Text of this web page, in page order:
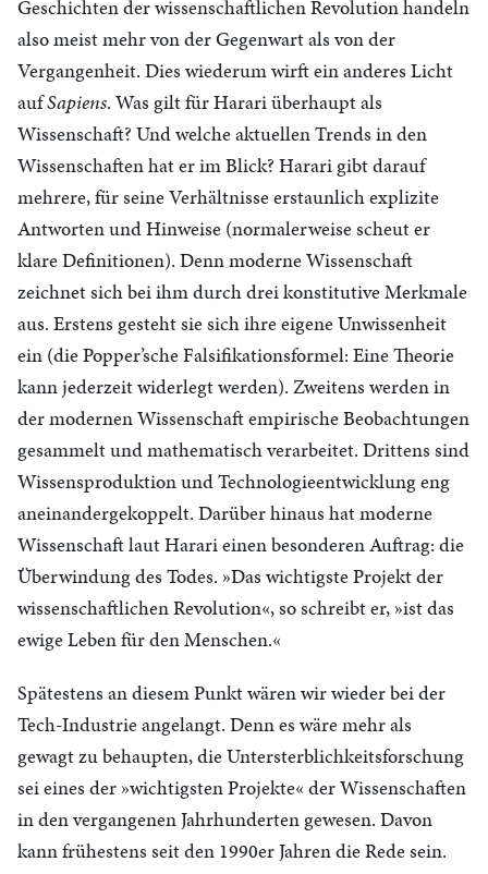
Geschichten der wissenschaftlichen Revolution handeln
also meist mehr von der Gegenwart als von der
Vergangenheit. Dies wiederum wirft ein anderes Licht
aufSapiens. Was gilt für Harari überhaupt als
Wissenschaft? Und welche aktuellen Trends in den
Wissenschaften hat er im Blick? Harari gibt darauf
mehrere, für seine Verhältnisse erstaunlich explizite
Antworten und Hinweise (normalerweise scheut er
klare Definitionen). Denn moderne Wissenschaft
zeichnet sich bei ihm durch drei konstitutive Merkmale
aus. Erstens gesteht sie sich ihre eigene Unwissenheit
ein (die Popper’sche Falsifikationsformel: Eine Theorie
kann jederzeit widerlegt werden). Zweitens werden in
der modernen Wissenschaft empirische Beobachtungen
gesammelt und mathematisch verarbeitet. Drittens sind
Wissensproduktion und Technologieentwicklung eng
aneinandergekoppelt. Darüber hinaus hat moderne
Wissenschaft laut Harari einen besonderen Auftrag: die
Überwindung des Todes. »Das wichtigste Projekt der
wissenschaftlichen Revolution«, so schreibt er, »ist das
ewige Leben für den Menschen.«
Spätestens an diesem Punkt wären wir wieder bei der
Tech-Industrie angelangt. Denn es wäre mehr als
gewagt zu behaupten, die Untersterblichkeitsforschung
sei eines der »wichtigsten Projekte« der Wissenschaften
in den vergangenen Jahrhunderten gewesen. Davon
kann frühestens seit den 1990er Jahren die Rede sein.